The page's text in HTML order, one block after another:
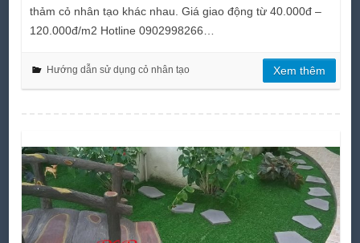
thảm cỏ nhân tạo khác nhau. Giá giao động từ 40.000đ –
120.000đ/m2 Hotline 0902998266…
Hướng dẫn sử dụng cỏ nhân tạo Xem thêm